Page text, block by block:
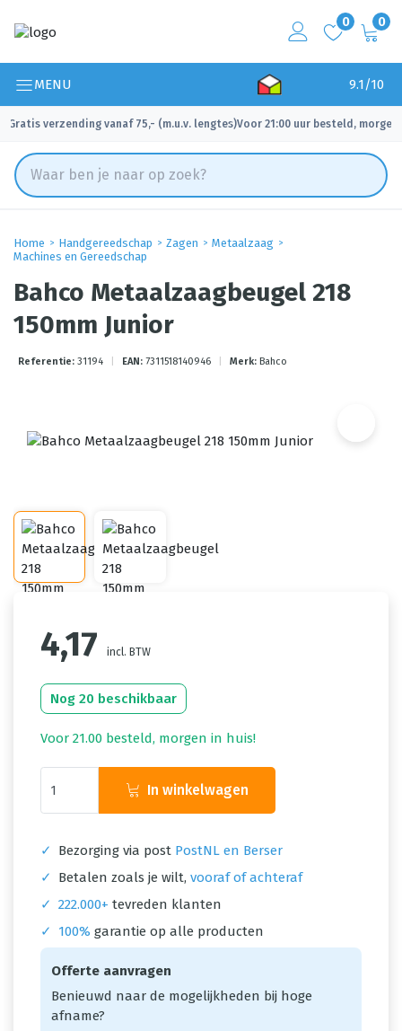
0 0
MENU 9.1/10
Gratis verzending vanaf 75,- (m.u.v. lengtes)
✓ Voor 21:00 uur besteld, morgen
Home Handgereedschap Zagen
Metaalzaag
Machines en Gereedschap
Bahco Metaalzaagbeugel 218
150mm Junior
Referentie: 31194 EAN: 7311518140946 Merk: Bahco
4,17 incl. BTW
Nog 20 beschikbaar
Voor 21.00 besteld, morgen in huis!
In winkelwagen
✓ Bezorging via post PostNL en Berser
✓
Betalen zoals je wilt, vooraf of achteraf
✓ 222.000+ tevreden klanten
✓
100% garantie op alle producten
Offerte aanvragen
Benieuwd naar de mogelijkheden bij hoge
afname?